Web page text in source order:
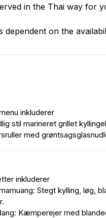
in the Thai way for
dependent on the
inkluderer
stil marineret grillet
med
inkluderer
Stegt kylling, løg,
Kæmperejer med